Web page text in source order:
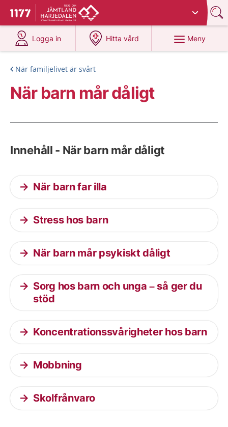
Till startsidan för 1177
Du har valt region
Logga in
på 1177.se
Hitta vård
på 1177.se
Meny
När familjelivet är svårt
När barn mår dåligt
Innehåll - När barn mår dåligt
När barn far illa
Stress hos barn
När barn mår psykiskt dåligt
Sorg hos barn och unga – så ger du
stöd
Koncentrationssvårigheter hos barn
Mobbning
Skolfrånvaro